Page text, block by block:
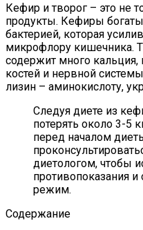
Кефир и творог – это не
продукты. Кефиры
бактерией, которая
микрофлору кишечника.
содержит много кальция,
костей и нервной
лизин – аминокислоту,
Следуя диете из
потерять около 3-5
перед началом
диетологом, чтобы
противопоказания
режим.
Содержание